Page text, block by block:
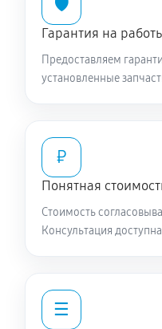
🛡️
Гарантия на
Предоставляем
установленные
₽
Понятная
Стоимость
Консультация
☰